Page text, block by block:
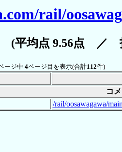
rail/
(平均点 9.56点 ／
ージ中 4ページ目を表示(合計112件)
コ
/rail/oosawagawa/